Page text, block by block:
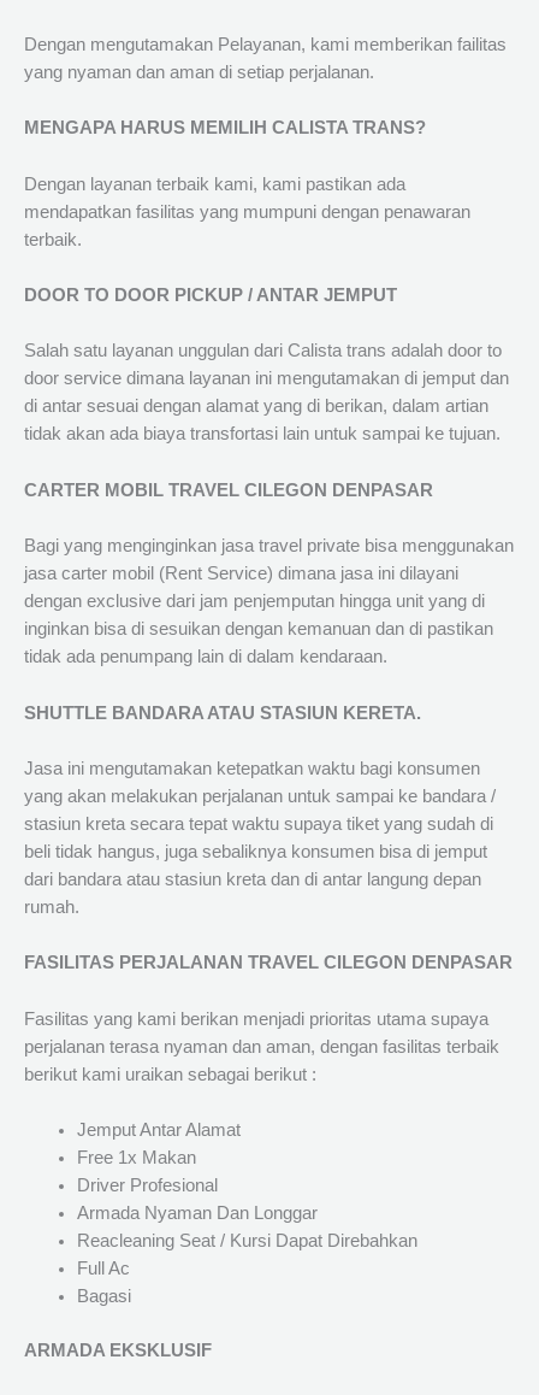
Dengan mengutamakan Pelayanan, kami memberikan failitas
yang nyaman dan aman di setiap perjalanan.
MENGAPA HARUS MEMILIH CALISTA TRANS?
Dengan layanan terbaik kami, kami pastikan ada
mendapatkan fasilitas yang mumpuni dengan penawaran
terbaik.
DOOR TO DOOR PICKUP / ANTAR JEMPUT
Salah satu layanan unggulan dari Calista trans adalah door to
door service dimana layanan ini mengutamakan di jemput dan
di antar sesuai dengan alamat yang di berikan, dalam artian
tidak akan ada biaya transfortasi lain untuk sampai ke tujuan.
CARTER MOBIL TRAVEL CILEGON DENPASAR
Bagi yang menginginkan jasa travel private bisa menggunakan
jasa carter mobil (Rent Service) dimana jasa ini dilayani
dengan exclusive dari jam penjemputan hingga unit yang di
inginkan bisa di sesuikan dengan kemanuan dan di pastikan
tidak ada penumpang lain di dalam kendaraan.
SHUTTLE BANDARA ATAU STASIUN KERETA.
Jasa ini mengutamakan ketepatkan waktu bagi konsumen
yang akan melakukan perjalanan untuk sampai ke bandara /
stasiun kreta secara tepat waktu supaya tiket yang sudah di
beli tidak hangus, juga sebaliknya konsumen bisa di jemput
dari bandara atau stasiun kreta dan di antar langung depan
rumah.
FASILITAS PERJALANAN TRAVEL CILEGON DENPASAR
Fasilitas yang kami berikan menjadi prioritas utama supaya
perjalanan terasa nyaman dan aman, dengan fasilitas terbaik
berikut kami uraikan sebagai berikut :
Jemput Antar Alamat
Free 1x Makan
Driver Profesional
Armada Nyaman Dan Longgar
Reacleaning Seat / Kursi Dapat Direbahkan
Full Ac
Bagasi
ARMADA EKSKLUSIF